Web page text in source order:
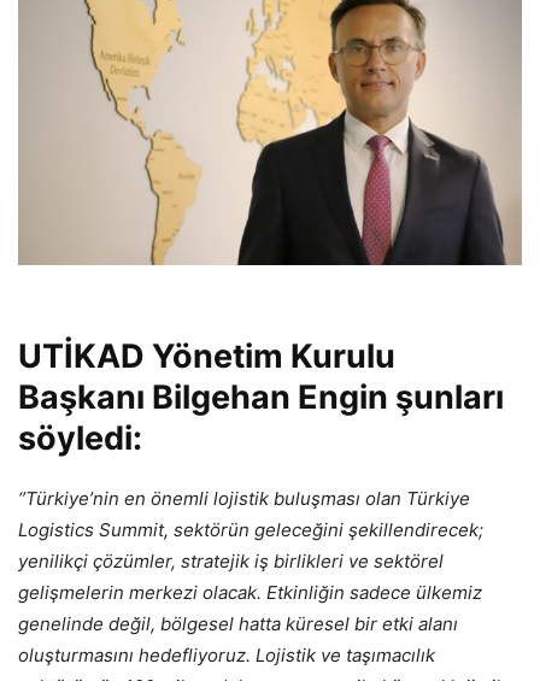
UTİKAD Yönetim Kurulu
Başkanı Bilgehan Engin şunları
söyledi:
‘’Türkiye’nin en önemli lojistik buluşması olan Türkiye
Logistics Summit, sektörün geleceğini şekillendirecek;
yenilikçi çözümler, stratejik iş birlikleri ve sektörel
gelişmelerin merkezi olacak. Etkinliğin sadece ülkemiz
genelinde değil, bölgesel hatta küresel bir etki alanı
oluşturmasını hedefliyoruz. Lojistik ve taşımacılık